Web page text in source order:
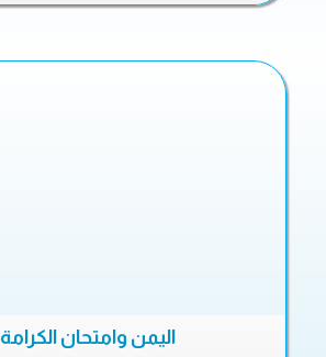
اليمن وامتحان الكرامة